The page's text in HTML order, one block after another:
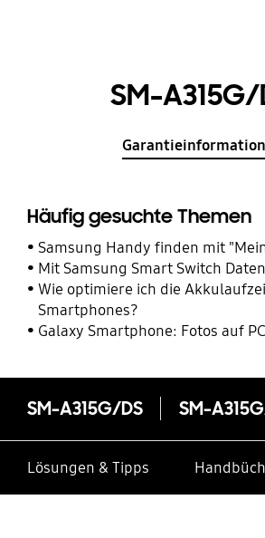
SM-A315G/
Häufig gesuchte Themen
Samsung Handy finden mit
Mit Samsung Smart Switch
Wie optimiere ich die
Smartphones?
Galaxy Smartphone: Fotos auf
SM-A315G/DS SM-
Lösungen & Tipps